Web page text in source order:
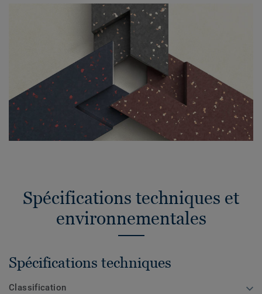
Spécifications techniques et
environnementales
Spécifications techniques
Classification